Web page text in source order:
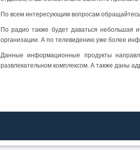
По всем интересующим вопросам
По радио также будет даваться небольшая
организации. А по телевидению уже более
Данные информационные продукты
развлекательном комплексом. А также даны